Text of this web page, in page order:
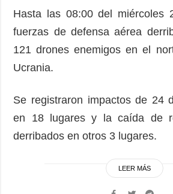
Hasta las 08:00 del miércoles
fuerzas de defensa aérea
121 drones enemigos en el
Ucrania.
Se registraron impactos de 24
en 18 lugares y la caída de
derribados en otros 3 lugares.
LEER MÁS